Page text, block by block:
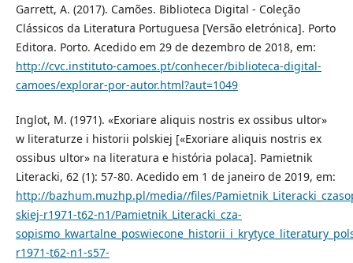
Garrett, A. (2017). Camões. Biblioteca Digital - Coleção
Clássicos da Literatura Portuguesa [Versão eletrónica]. Porto
Editora. Porto. Acedido em 29 de dezembro de 2018, em:
http://cvc.instituto-camoes.pt/conhecer/biblioteca-digital-
camoes/explorar-por-autor.html?aut=1049
Inglot, M. (1971). «Exoriare aliquis nostris ex ossibus ultor»
w literaturze i historii polskiej [«Exoriare aliquis nostris ex
ossibus ultor» na literatura e história polaca]. Pamietnik
Literacki, 62 (1): 57-80. Acedido em 1 de janeiro de 2019, em:
http://bazhum.muzhp.pl/media//files/
skiej-r1971-t62-n1/Pamietnik_Literacki_cza-
r1971-t62-n1-s57-